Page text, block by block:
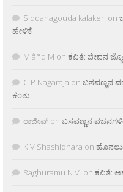
Siddanagouda kalakeri on
ಹೇಳಿಕೆ
M âñd M on ಕವಿತೆ: ಜೀವನ
C.P.Nagaraja on ಬಸವಣ್ಣನ
ಕಂತು
ರಾಜೀವ್ on ಬಸವಣ್ಣನ
K.V Shashidhara on
Raghuramu N.V. on ಕವಿತೆ: